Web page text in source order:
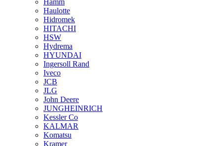
Hamm
Haulotte
Hidromek
HITACHI
HSW
Hydrema
HYUNDAI
Ingersoll Rand
Iveco
JCB
JLG
John Deere
JUNGHEINRICH
Kessler Co
KALMAR
Komatsu
Kramer